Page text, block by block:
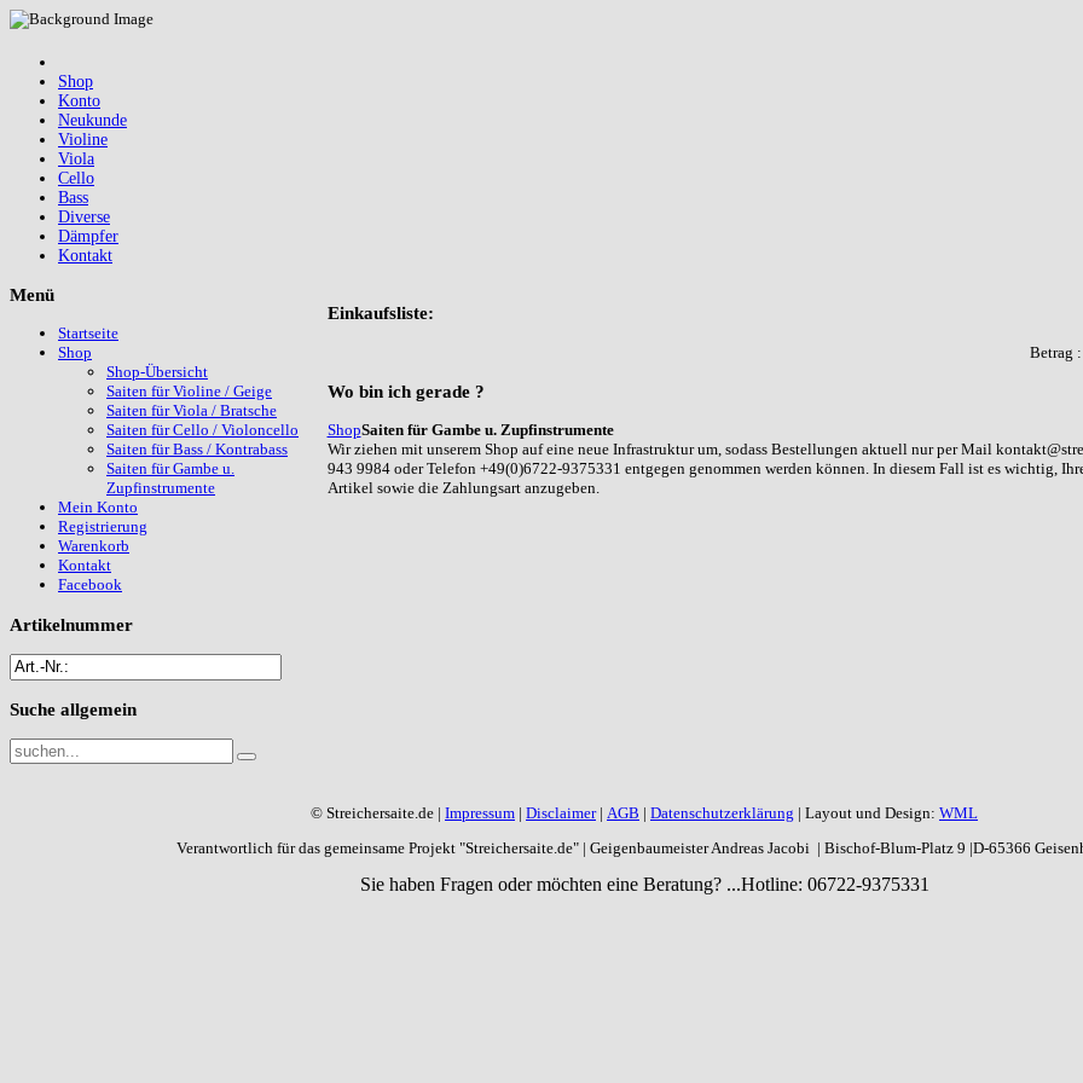
Shop
Konto
Neukunde
Violine
Viola
Cello
Bass
Diverse
Dämpfer
Kontakt
Einkaufsliste:
Betrag :
Wo bin ich gerade ?
ShopSaiten für Gambe u. Zupfinstrumente
Wir ziehen mit unserem Shop auf eine neue Infrastruktur um, sodass Bestellungen aktuell nur per Mail
943 9984 oder Telefon +49(0)6722-9375331 entgegen genommen werden können. In diesem Fall ist es wichtig,
Artikel sowie die Zahlungsart anzugeben.
Menü
Startseite
Shop
Shop-Übersicht
Saiten für Violine / Geige
Saiten für Viola / Bratsche
Saiten für Cello / Violoncello
Saiten für Bass / Kontrabass
Saiten für Gambe u.
Zupfinstrumente
Mein Konto
Registrierung
Warenkorb
Kontakt
Facebook
Artikelnummer
Suche allgemein
© Streichersaite.de | Impressum | Disclaimer| AGB | Datenschutzerklärung | Layout und Design: WML
Verantwortlich für das gemeinsame Projekt "Streichersaite.de" | Geigenbaumeister Andreas Jacobi | Bischof-Blum-Platz 9 |D-65366
Sie haben Fragen oder möchten eine Beratung? ...Hotline: 06722-9375331